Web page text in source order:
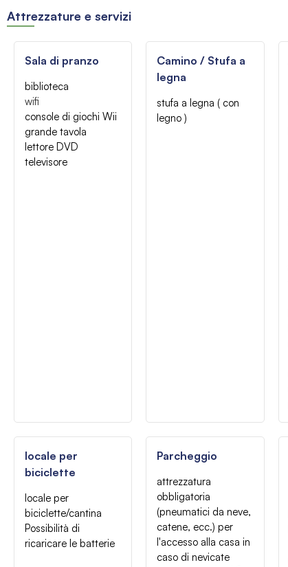
Attrezzature e servizi
Sala di pranzo
biblioteca
wifi
console di giochi Wii
grande tavola
lettore DVD
televisore
Camino / Stufa a
legna
stufa a legna ( con
legno )
locale per
biciclette
locale per
biciclette/cantina
Possibilità di
ricaricare le batterie
Parcheggio
attrezzatura
obbligatoria
(pneumatici da neve,
catene, ecc.) per
l'accesso alla casa in
caso di nevicate